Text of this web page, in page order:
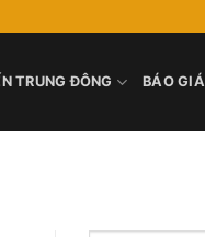
TRUNG ĐÔNG BÁO GIÁ